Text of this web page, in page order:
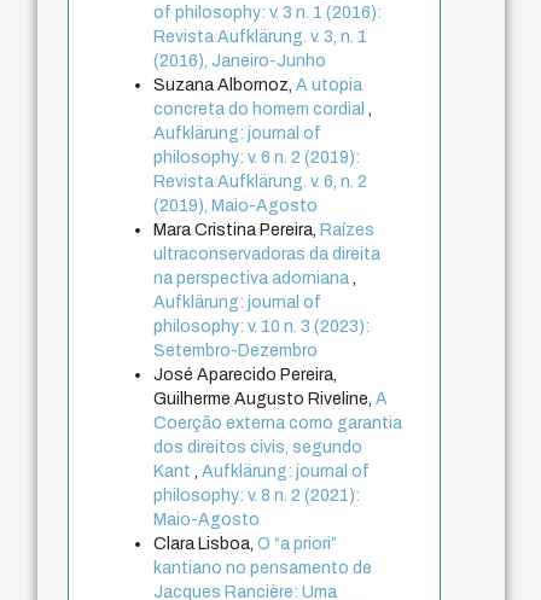
of philosophy: v. 3 n. 1 (2016):
Revista Aufklärung. v. 3, n. 1
(2016), Janeiro-Junho
Suzana Albornoz,A utopia
concreta do homem cordial,
Aufklärung: journal of
philosophy: v. 6 n. 2 (2019):
Revista Aufklärung. v. 6, n. 2
(2019), Maio-Agosto
Mara Cristina Pereira, Raízes
ultraconservadoras da direita
na perspectiva adorniana,
Aufklärung: journal of
philosophy: v. 10 n. 3 (2023):
Setembro-Dezembro
José Aparecido Pereira,
Guilherme Augusto Riveline,A
Coerção externa como garantia
dos direitos civis, segundo
Kant,Aufklärung: journal of
philosophy: v. 8 n. 2 (2021):
Maio-Agosto
Clara Lisboa,O “a priori”
kantiano no pensamento de
Jacques Rancière: Uma